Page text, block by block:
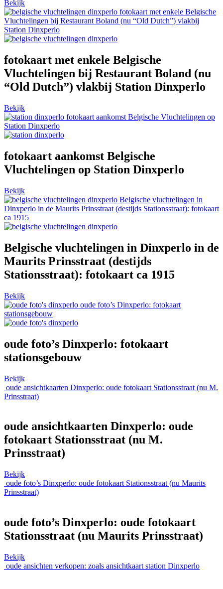
Bekijk
fotokaart met enkele Belgische
Vluchtelingen bij Restaurant Boland (nu “Old Dutch”) vlakbij
Station Dinxperlo
fotokaart met enkele Belgische
Vluchtelingen bij Restaurant Boland (nu
“Old Dutch”) vlakbij Station Dinxperlo
Bekijk
fotokaart aankomst Belgische Vluchtelingen op
Station Dinxperlo
fotokaart aankomst Belgische
Vluchtelingen op Station Dinxperlo
Bekijk
Belgische vluchtelingen in
Dinxperlo in de Maurits Prinsstraat (destijds Stationsstraat): fotokaart
ca 1915
Belgische vluchtelingen in Dinxperlo in de
Maurits Prinsstraat (destijds
Stationsstraat): fotokaart ca 1915
Bekijk
oude foto’s Dinxperlo: fotokaart
stationsgebouw
oude foto’s Dinxperlo: fotokaart
stationsgebouw
Bekijk
oude ansichtkaarten Dinxperlo: oude fotokaart Stationsstraat (nu M.
Prinsstraat)
oude ansichtkaarten Dinxperlo: oude
fotokaart Stationsstraat (nu M.
Prinsstraat)
Bekijk
oude foto’s Dinxperlo: oude fotokaart Stationsstraat (nu Maurits
Prinsstraat)
oude foto’s Dinxperlo: oude fotokaart
Stationsstraat (nu Maurits Prinsstraat)
Bekijk
oude ansichten verkopen: zoals ansichtkaart station Dinxperlo